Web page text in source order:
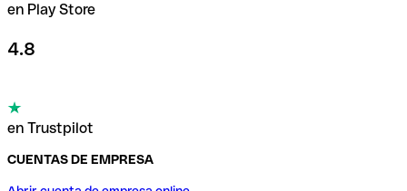
en Play Store
4.8
en Trustpilot
CUENTAS DE EMPRESA